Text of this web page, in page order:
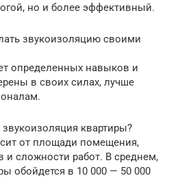
но и более эффективный.
звукоизоляцию своими
определенных навыков и
в своих силах, лучше
квартиры?
от площади помещения,
и сложности работ. В среднем,
обойдется в 10 000 — 50 000